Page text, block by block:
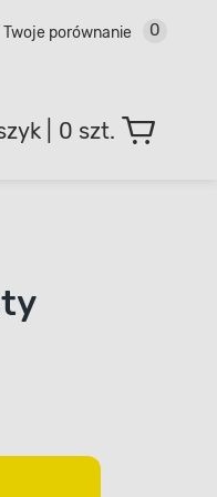
Twoje porównanie 0
0 szt.